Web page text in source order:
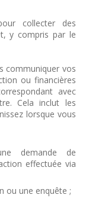
collecter des
y compris par le
communiquer vos
ou financières
avec
Cela inclut les
lorsque vous
demande de
effectuée via
ou une enquête ;